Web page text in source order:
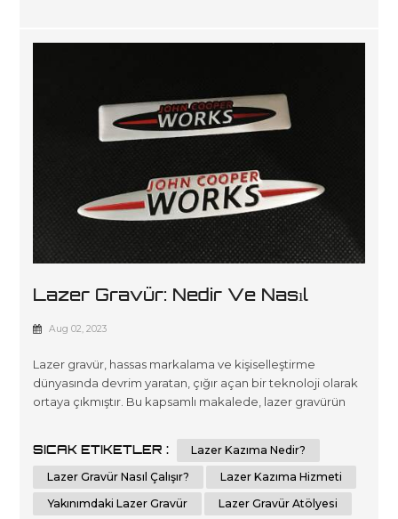
Lazer Gravür: Nedir Ve Nasıl
Çalışır?
Aug 02, 2023
Lazer gravür, hassas markalama ve kişiselleştirme
dünyasında devrim yaratan, çığır açan bir teknoloji olarak
ortaya çıkmıştır. Bu kapsamlı makalede, lazer gravürün
son teknoloji süreci derinlemesine anladığınızda, özel
ihtiyaçlarınıza yönelik potansiyelinden yararlanmak için
daha dona...
SICAK ETIKETLER :
Lazer Kazıma Nedir?
Lazer Gravür Nasıl Çalışır?
Lazer Kazıma Hizmeti
Yakınımdaki Lazer Gravür
Lazer Gravür Atölyesi